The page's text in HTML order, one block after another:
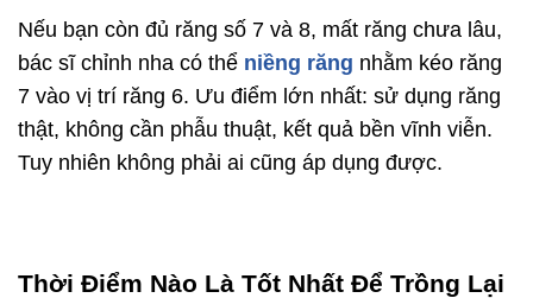
Nếu bạn còn đủ răng số 7 và 8, mất răng chưa lâu,
bác sĩ chỉnh nha có thể niềng răng nhằm kéo răng
7 vào vị trí răng 6. Ưu điểm lớn nhất: sử dụng răng
thật, không cần phẫu thuật, kết quả bền vĩnh viễn.
Tuy nhiên không phải ai cũng áp dụng được.
Thời Điểm Nào Là Tốt Nhất Để Trồng Lại